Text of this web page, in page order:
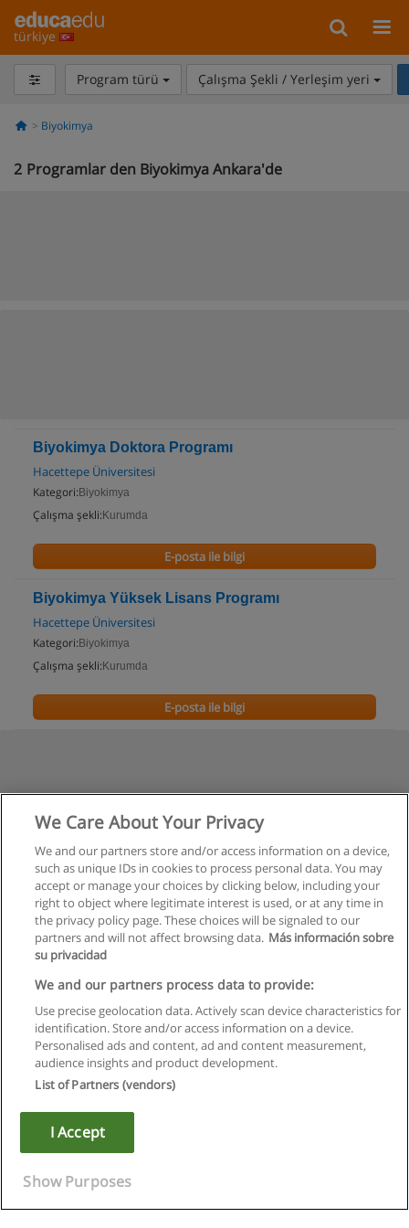
türkiye
Program türü Çalışma Şekli / Yerleşim yeri
Biyokimya
2 Programlar den Biyokimya Ankara'de
Biyokimya Doktora Programı
Hacettepe Üniversitesi
Kategori: Biyokimya
Çalışma şekli: Kurumda
E-posta ile bilgi
Biyokimya Yüksek Lisans Programı
Hacettepe Üniversitesi
Kategori: Biyokimya
Çalışma şekli: Kurumda
E-posta ile bilgi
Kullanım koşulları
Gizlilik politikası
Copyright © Educaedu Business S.L. - CIF : B-95610580: -
We Care About Your Privacy
We and our partners store and/or access information on a device,
such as unique IDs in cookies to process personal data. You may
accept or manage your choices by clicking below, including your
right to object where legitimate interest is used, or at any time in
the privacy policy page. These choices will be signaled to our
partners and will not affect browsing data. Más información sobre
su privacidad
We and our partners process data to provide:
Use precise geolocation data. Actively scan device characteristics for
identification. Store and/or access information on a device.
Personalised ads and content, ad and content measurement,
audience insights and product development.
List of Partners (vendors)
I Accept
Show Purposes